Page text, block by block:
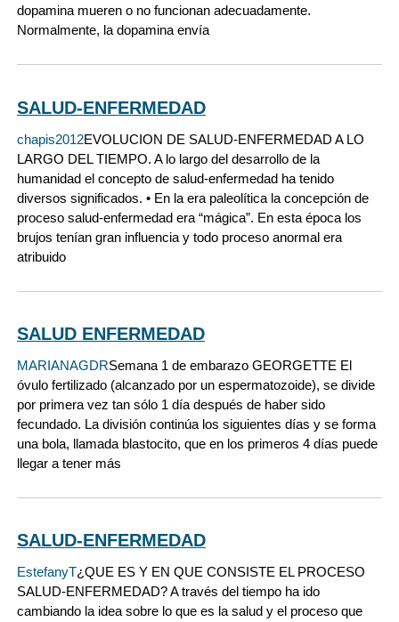
dopamina mueren o no funcionan adecuadamente.
Normalmente, la dopamina envía
SALUD-ENFERMEDAD
chapis2012EVOLUCION DE SALUD-ENFERMEDAD A LO
LARGO DEL TIEMPO. A lo largo del desarrollo de la
humanidad el concepto de salud-enfermedad ha tenido
diversos significados. • En la era paleolítica la concepción de
proceso salud-enfermedad era “mágica”. En esta época los
brujos tenían gran influencia y todo proceso anormal era
atribuido
SALUD ENFERMEDAD
MARIANAGDRSemana 1 de embarazo GEORGETTE El
óvulo fertilizado (alcanzado por un espermatozoide), se divide
por primera vez tan sólo 1 día después de haber sido
fecundado. La división continúa los siguientes días y se forma
una bola, llamada blastocito, que en los primeros 4 días puede
llegar a tener más
SALUD-ENFERMEDAD
EstefanyT¿QUE ES Y EN QUE CONSISTE EL PROCESO
SALUD-ENFERMEDAD? A través del tiempo ha ido
cambiando la idea sobre lo que es la salud y el proceso que